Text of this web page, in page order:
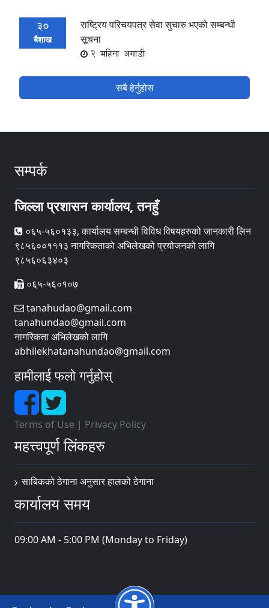
30
बैशाख
राष्ट्रिय परिचयपत्र सेवा सुचारु भएको सम्बन्धी
सूचना
2 महिना अगाडी
सबै हेर्नुहोस
सम्पर्क
जिल्ला प्रशासन कार्यालय, तनहुँ
०६५-५६०१३३, कार्यालय सम्बन्धी विविध विषयहरुको जानकारी लिन
९८५६००१११३ नागरिकताको अभिलेखको प्रयोजनको लागि
९८५६०६३४०३
०६५-५६०१०७
tanahudao@gmail.com
tanahundao@gmail.com
नागरिकता अभिलेखको लागि
abhilekhatanahundao@gmail.com
हामीलाई फलो गर्नुहोस्
Terms of Use | Privacy Policy
महत्त्वपूर्ण लिंकहरु
साबिकको ठेगाना अनुसार हालको ठेगाना
कार्यालय समय
09:00 AM - 5:00 PM (Monday to Friday)